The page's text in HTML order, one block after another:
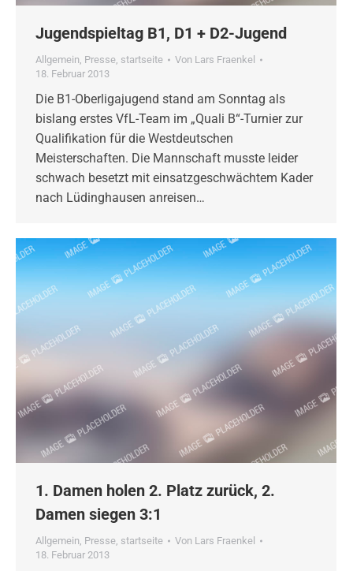
Jugendspieltag B1, D1 + D2-Jugend
Allgemein, Presse, startseite Von Lars Fraenkel
18. Februar 2013
Die B1-Oberligajugend stand am Sonntag als
bislang erstes VfL-Team im „Quali B“-Turnier zur
Qualifikation für die Westdeutschen
Meisterschaften. Die Mannschaft musste leider
schwach besetzt mit einsatzgeschwächtem Kader
nach Lüdinghausen anreisen…
1. Damen holen 2. Platz zurück, 2.
Damen siegen 3:1
Allgemein, Presse, startseite Von Lars Fraenkel
18. Februar 2013